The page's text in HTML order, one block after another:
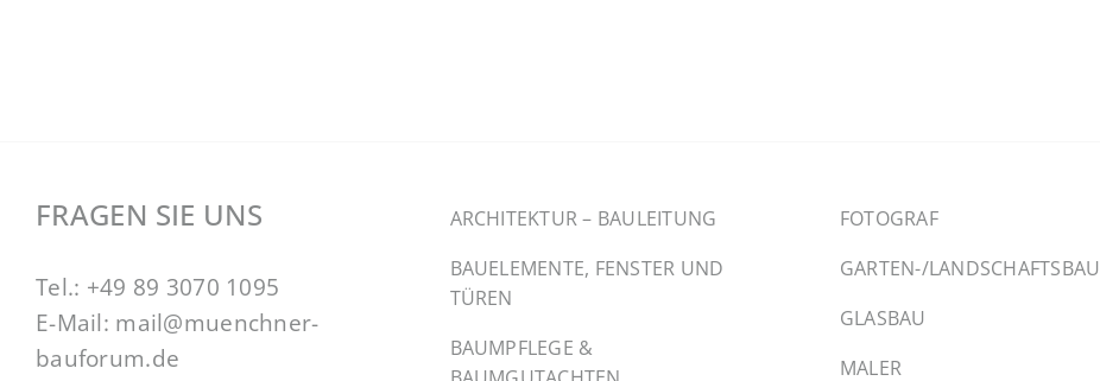
FRAGEN SIE UNS
Tel.: +49 89 3070 1095
E-Mail: mail@muenchner-
bauforum.de
ARCHITEKTUR – BAULEITUNG
BAUELEMENTE, FENSTER UND
TÜREN
BAUMPFLEGE &
FOTOGRAF
GARTEN-/LANDSCHAFTSBAU
GLASBAU
MALER